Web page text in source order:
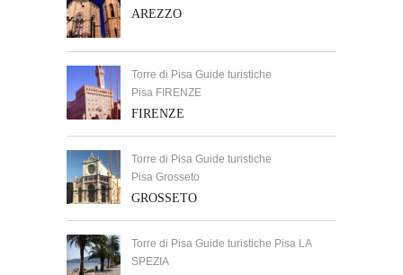
AREZZO
Torre di Pisa Guide turistiche
Pisa FIRENZE
FIRENZE
Torre di Pisa Guide turistiche
Pisa Grosseto
GROSSETO
Torre di Pisa Guide turistiche Pisa LA
SPEZIA